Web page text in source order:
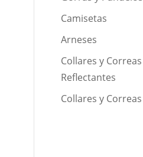
Camisetas
Arneses
Collares y Correas
Reflectantes
Collares y Correas